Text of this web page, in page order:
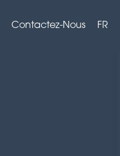
Contactez-Nous FR